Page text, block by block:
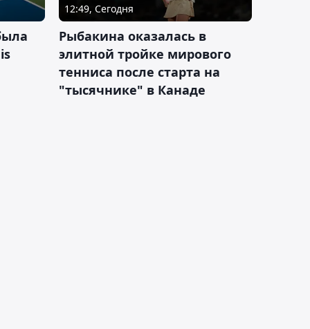
12:49, Сегодня
Рыбакина оказалась в
элитной тройке мирового
тенниса после старта на
"тысячнике" в Канаде